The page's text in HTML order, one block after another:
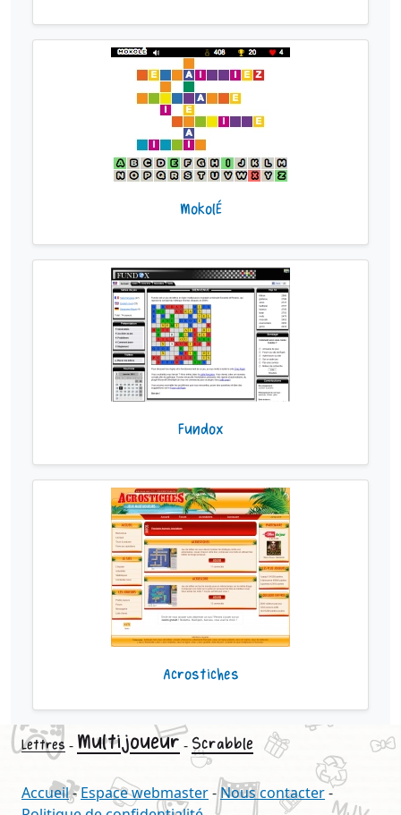
MokolÉ
Fundox
Acrostiches
Lettres - Multijoueur- Scrabble
Accueil-Espace webmaster-Nous contacter-